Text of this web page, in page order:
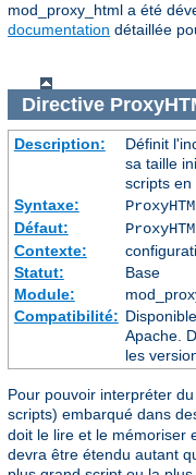
mod_proxy_html a été
documentation détaillée
Directive
Description:
Définit
sa taille
scripts en
Syntaxe:
Défaut:
Contexte:
Statut:
Base
Module:
Compatibilité:
Apache.
les
Pour pouvoir interpréter
scripts) embarqué dans
doit le lire et le mémoriser
devra être étendu autant